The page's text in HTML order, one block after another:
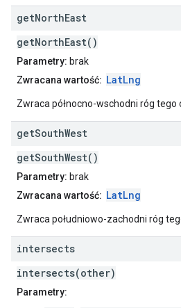
getNorthEast
getNorthEast()
Parametry: brak
Zwracana wartość: LatLng
Zwraca północno-wschodni róg tego
getSouthWest
getSouthWest()
Parametry: brak
Zwracana wartość: LatLng
Zwraca południowo-zachodni róg
intersects
intersects(other)
Parametry: